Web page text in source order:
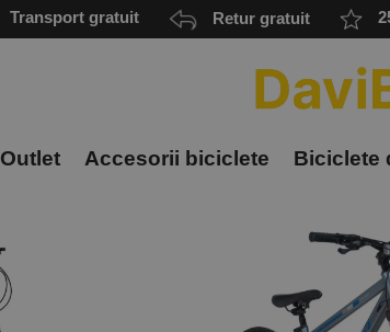
Transport gratuit Retur gratuit
Outlet Accesorii biciclete Biciclete